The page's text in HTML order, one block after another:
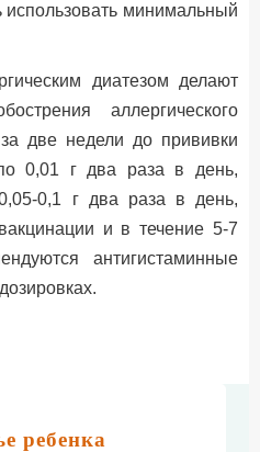
использовать минимальный
диатезом делают
аллергического
две недели до прививки
0,01 г два раза в день,
0,1 г два раза в день,
и в течение 5-7
антигистаминные
ребенка